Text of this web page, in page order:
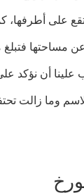
على أطرفها،
مساحتها فتبلغ
علينا أن نؤكد
وما زالت